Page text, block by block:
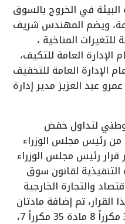
البيئة في الخروج بالسوق
ويضم المهندس شريف
للتغيرات المناخية ،
العامة للتكيف،
الإدارة العامة للتخفيف
عبد العزيز مدير إدارة
وطني لتداول خفض
من رئيس مجلس الوزراء
وتم إصدار قرار رئيس مجلس الوزراء
لقانون سوق
والتجارة الخارجية
وبموجب هذا القرار، تم إضافة مادتان
جديدتان برقمي 35 مكرراً 7 و 35 مكرراً 8 مادة 35 مكرراً 7،